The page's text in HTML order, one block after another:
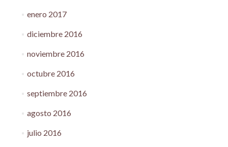
enero 2017
diciembre 2016
noviembre 2016
octubre 2016
septiembre 2016
agosto 2016
julio 2016